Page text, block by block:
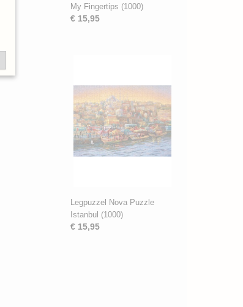
My Fingertips (1000)
€ 15,95
Legpuzzel Nova Puzzle
Istanbul (1000)
€ 15,95